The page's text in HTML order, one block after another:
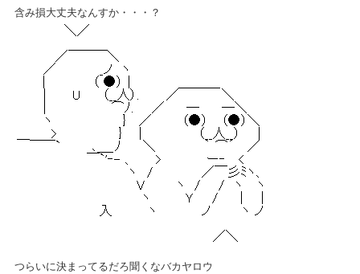
含み損大丈夫なんすか・・・？
つらいに決まってるだろ聞くなバカヤロウ